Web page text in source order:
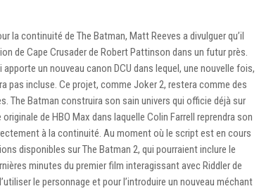
la continuité de The Batman, Matt Reeves a divulguer qu’il
de Cape Crusader de Robert Pattinson dans un futur près.
un nouveau canon DCU dans lequel, une nouvelle fois,
pas incluse. Ce projet, comme Joker 2, restera comme des
The Batman construira son sain univers qui officie déjà sur
de HBO Max dans laquelle Colin Farrell reprendra son
à la continuité. Au moment où le script est en cours
disponibles sur The Batman 2, qui pourraient inclure le
minutes du premier film interagissant avec Riddler de
le personnage et pour l’introduire un nouveau méchant